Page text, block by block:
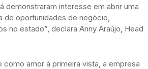
demonstraram interesse em abrir uma
de oportunidades de negócio,
no estado”, declara Anny Araújo, Head
amor à primeira vista, a empresa